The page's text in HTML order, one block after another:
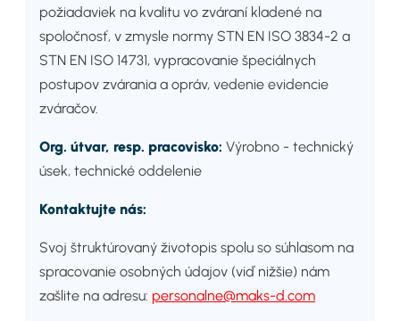
požiadaviek na kvalitu vo zváraní kladené na
spoločnosť, v zmysle normy STN EN ISO 3834-2 a
STN EN ISO 14731, vypracovanie špeciálnych
postupov zvárania a opráv, vedenie evidencie
zváračov.
Org. útvar, resp. pracovisko: Výrobno - technický
úsek, technické oddelenie
Kontaktujte nás:
Svoj štruktúrovaný životopis spolu so súhlasom na
spracovanie osobných údajov (viď nižšie) nám
zašlite na adresu: personalne@maks-d.com